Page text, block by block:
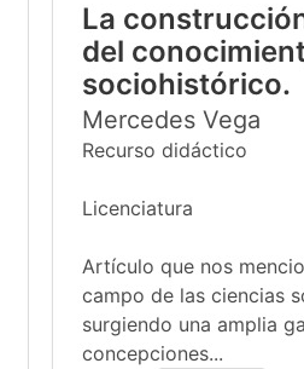
La
del
sociohistórico.
Mercedes Vega
Recurso didáctico
Licenciatura
Artículo que nos
campo de las ciencias
surgiendo una amplia
concepciones...